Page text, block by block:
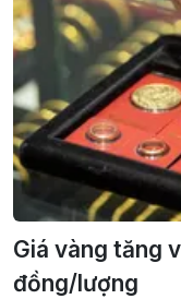
Giá vàng tăng
đồng/lượng